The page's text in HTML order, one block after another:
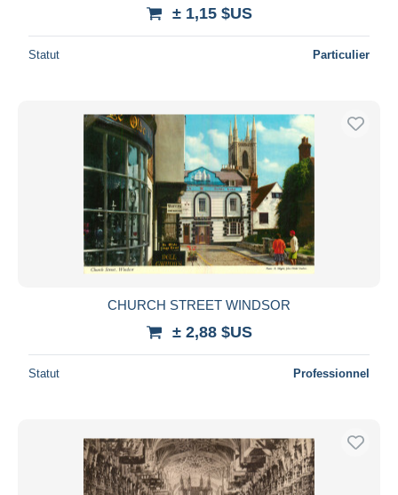
± 1,15 $US
Statut Particulier
CHURCH STREET WINDSOR
± 2,88 $US
Statut Professionnel